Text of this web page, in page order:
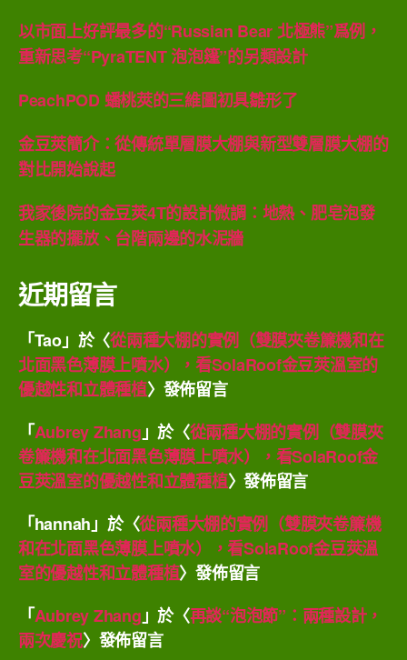
以市面上好評最多的“Russian Bear 北極熊”爲例，
重新思考“PyraTENT 泡泡篷”的另類設計
PeachPOD 蟠桃莢的三維圖初具雛形了
金豆莢簡介：從傳統單層膜大棚與新型雙層膜大棚的
對比開始說起
我家後院的金豆莢4T的設計微調：地熱、肥皂泡發
生器的擺放、台階兩邊的水泥牆
近期留言
「Tao」於〈從兩種大棚的實例（雙膜夾卷簾機和在
北面黑色薄膜上噴水），看SolaRoof金豆莢溫室的
優越性和立體種植〉發佈留言
「Aubrey Zhang 」於〈從兩種大棚的實例（雙膜夾
卷簾機和在北面黑色薄膜上噴水），看SolaRoof金
豆莢溫室的優越性和立體種植〉發佈留言
「hannah 」於〈從兩種大棚的實例（雙膜夾卷簾機
和在北面黑色薄膜上噴水），看SolaRoof金豆莢溫
室的優越性和立體種植〉發佈留言
「Aubrey Zhang 」於〈再談“泡泡節”：兩種設計，
兩次慶祝〉發佈留言